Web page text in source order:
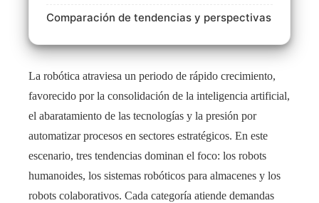
Comparación de tendencias y perspectivas
La robótica atraviesa un periodo de rápido crecimiento,
favorecido por la consolidación de la inteligencia artificial,
el abaratamiento de las tecnologías y la presión por
automatizar procesos en sectores estratégicos. En este
escenario, tres tendencias dominan el foco: los robots
humanoides, los sistemas robóticos para almacenes y los
robots colaborativos. Cada categoría atiende demandas